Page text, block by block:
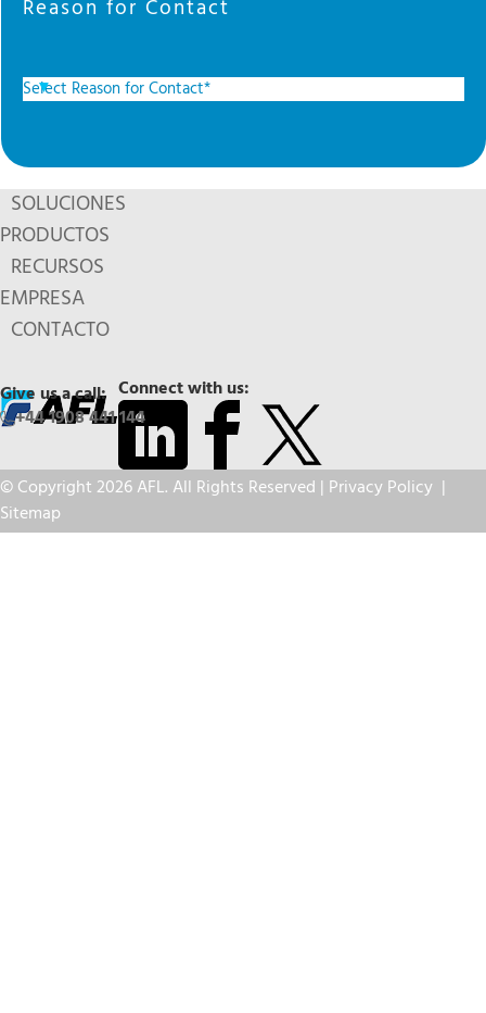
Reason for Contact
SOLUCIONES
PRODUCTOS
RECURSOS
EMPRESA
CONTACTO
Connect with us:
Give us a call:
+44 1908 441 144
© Copyright 2026 AFL. All Rights Reserved | Privacy Policy |
Sitemap